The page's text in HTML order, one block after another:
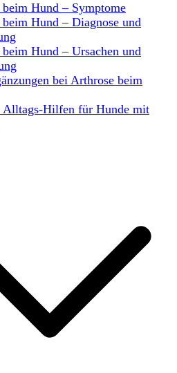
Hund – Symptome
Hund – Diagnose und
Hund – Ursachen und
bei Arthrose beim
Alltags-Hilfen für Hunde mit